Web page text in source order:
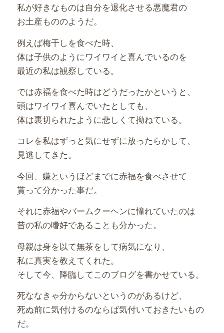
私が好きなものは自分を退化させる悪魔君の
お土産もののようだ。
例えば梅干しを食べた時、
体は子供のようにワイワイと喜んでいるのを
最近の私は観察している。
では赤福を食べた時はどうだったかというと、
頭はワイワイ喜んでいたとしても、
体は裏切られたように悲しくて拗ねている。
コレを私はずっと気にせずに放ったらかして、
見逃してきた。
今回、嫌というほどまでに赤福を食べさせて
貰って分かった事だ。
それに赤福やバームクーヘンに憧れていたのは
昔の私の嗜好であることも分かった。
母親は身を以て無茶をして病気になり、
私に真実を教えてくれた。
そして今、降臨してこのブログを書かせている。
死ななきゃ分からないというのがあるけど、
死ぬ前に気付けるのならば気付いておきたいもの
だ。